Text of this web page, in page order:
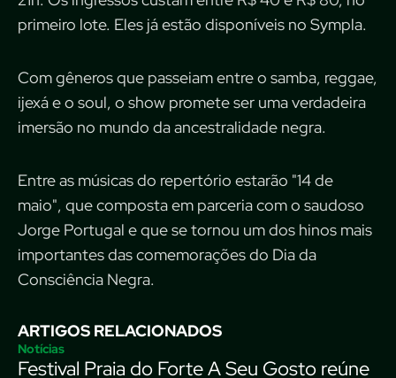
primeiro lote. Eles já estão disponíveis no Sympla.
Com gêneros que passeiam entre o samba, reggae,
ijexá e o soul, o show promete ser uma verdadeira
imersão no mundo da ancestralidade negra.
Entre as músicas do repertório estarão "14 de
maio", que composta em parceria com o saudoso
Jorge Portugal e que se tornou um dos hinos mais
importantes das comemorações do Dia da
Consciência Negra.
ARTIGOS RELACIONADOS
Notícias
Festival Praia do Forte A Seu Gosto reúne